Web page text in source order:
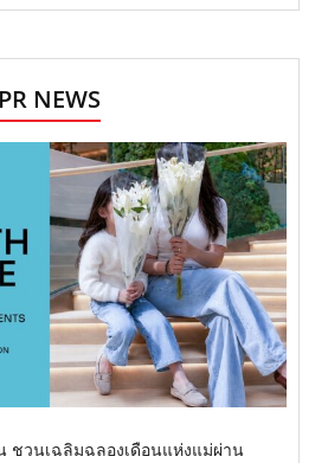
PR NEWS
ชวนเฉลิมฉลองเดือนแห่งแม่ผ่าน